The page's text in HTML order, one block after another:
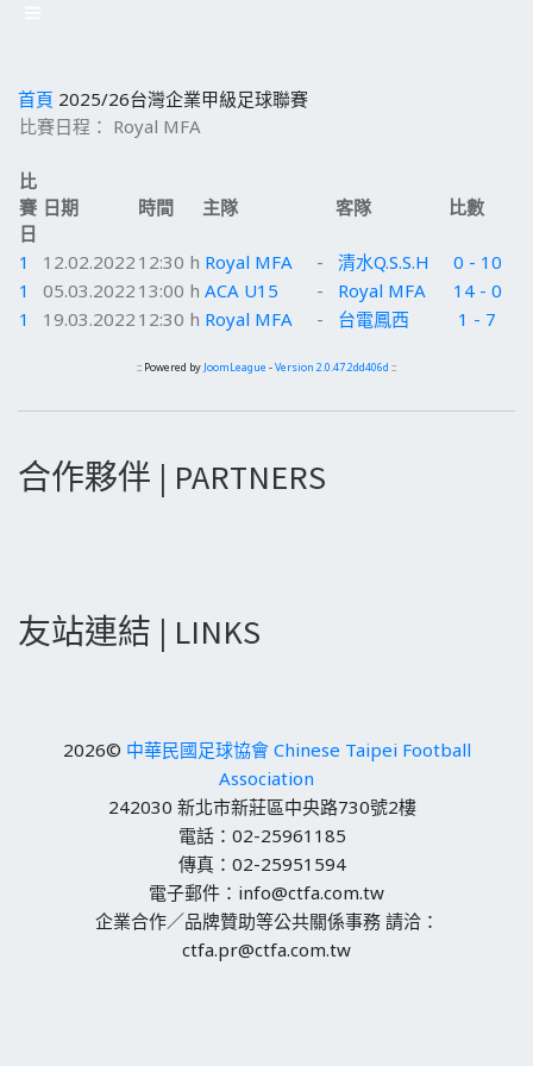
首頁 2025/26台灣企業甲級足球聯賽
比賽日程： Royal MFA
比
賽
日
日期 時間 主隊 客隊 比數
1 12.02.2022 12:30 h Royal MFA - 清水Q.S.S.H
0 - 10
1
05.03.2022 13:00 h ACA U15 - Royal MFA
14 - 0
1
19.03.2022 12:30 h Royal MFA - 台電鳳西 1 - 7
:: Powered by JoomLeague -Version 2.0.47.2dd406d ::
合作夥伴 | PARTNERS
友站連結 | LINKS
2026© 中華民國足球協會 Chinese Taipei Football
Association
242030 新北市新莊區中央路730號2樓
電話：02-25961185
傳真：02-25951594
電子郵件：info@ctfa.com.tw
企業合作／品牌贊助等公共關係事務 請洽：
ctfa.pr@ctfa.com.tw